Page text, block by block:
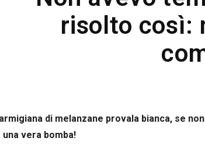
risolto così:
di melanzane provala bianca, se
una vera bomba!